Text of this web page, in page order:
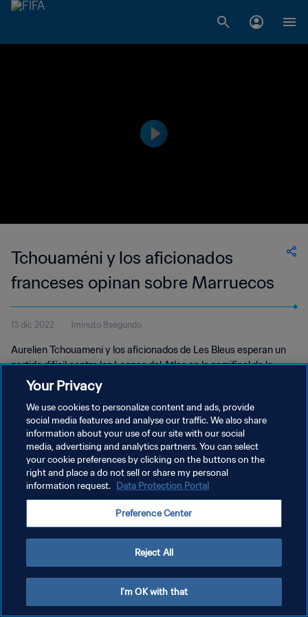
Tchouaméni y los aficionados
franceses opinan sobre Marruecos
13 dic 2022 1minuto 8segundo
Aurelien Tchouameni y los aficionados de Les Bleus esperan un
partido difícil contra los Leones del Atlas en la semifinal de la
Copa Munial de la FIFA Catar 2022™.
POLÍTICA DE PRIVACIDAD
TÉRMINOS DE SERVICIO
AJUSTAR LA CONFIGURACIÓN DE LAS COOKIES
Copyright © 1994 - 2026 FIFA. Todos los derechos reservados.
Your Privacy
We use cookies to personalize content and ads, provide
social media features and analyse our traffic. We also share
information about your use of our site with our social
media, advertising and analytics partners. You can select
your cookie preferences by clicking on the buttons on the
right and place a do not sell or share my personal
information request. Data Protection Portal
Preference Center
Reject All
I'm OK with that